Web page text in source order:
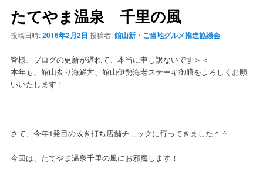
ゲ
ー
シ
ン
たてやま温泉 千里の風
投稿日時:2016年2月2日 投稿者:館山新・ご当地グルメ推進協議会
皆様、ブログの更新が遅れて、本当に申し訳ないです＞＜
本年も、館山炙り海鮮丼、館山伊勢海老ステーキ御膳をよろしくお願
いいたします！
さて、今年1発目の抜き打ち店舗チェックに行ってきました＾＾
今回は、たてやま温泉千里の風にお邪魔します！